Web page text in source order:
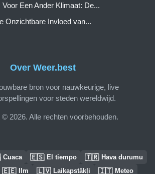
Over Weer.best
bron voor nauwkeurige, live
voor steden wereldwijd.
© 2026. Alle rechten voorbehouden.
Voor Een Ander Klimaat: De...
Onzichtbare Invloed van...
Cuaca 🇪🇸 El tiempo 🇹🇷 Hava durumu
🇪🇪 Ilm 🇱🇻 Laikapstākļi 🇮🇹 Meteo